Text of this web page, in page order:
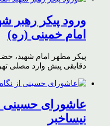
ورود پیکر رهبر
امام خمینی (ره)
پیکر مطهر امام شهید،‌
دقایقی پیش وارد مصلی
عاشورای حسینی
نیساخبر